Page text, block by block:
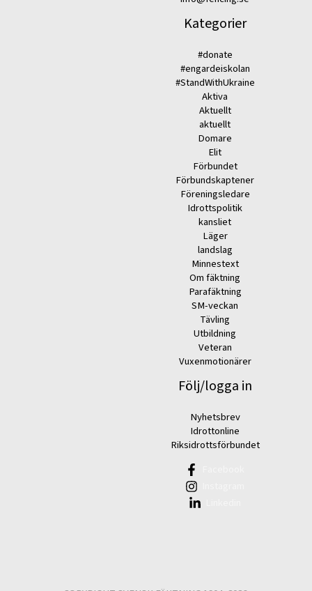
Kategorier
#donate
#engardeiskolan
#StandWithUkraine
Aktiva
Aktuellt
aktuellt
Domare
Elit
Förbundet
Förbundskaptener
Föreningsledare
Idrottspolitik
kansliet
Läger
landslag
Minnestext
Om fäktning
Parafäktning
SM-veckan
Tävling
Utbildning
Veteran
Vuxenmotionärer
Följ/logga in
Nyhetsbrev
Idrottonline
Riksidrottsförbundet